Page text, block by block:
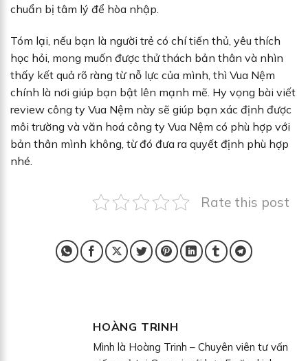
chuẩn bị tâm lý để hòa nhập.
Tóm lại, nếu bạn là người trẻ có chí tiến thủ, yêu thích
học hỏi, mong muốn được thử thách bản thân và nhìn
thấy kết quả rõ ràng từ nỗ lực của mình, thì Vua Nệm
chính là nơi giúp bạn bật lên mạnh mẽ. Hy vọng bài viết
review công ty Vua Nệm này sẽ giúp bạn xác định được
môi trường và văn hoá công ty Vua Nệm có phù hợp với
bản thân mình không, từ đó đưa ra quyết định phù hợp
nhé.
Rate this post
HOÀNG TRINH
Mình là Hoàng Trinh – Chuyên viên tư vấn